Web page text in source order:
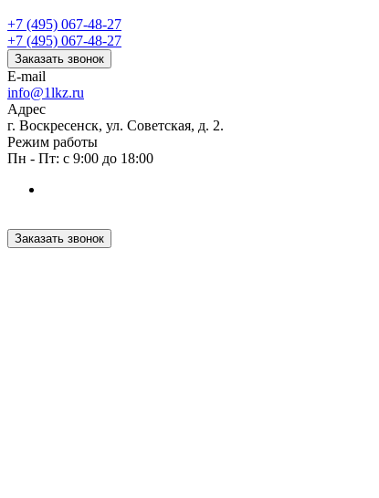
+7 (495) 067-48-27
+7 (495) 067-48-27
Заказать звонок
E-mail
info@1lkz.ru
Адрес
г. Воскресенск, ул. Советская, д. 2.
Режим работы
Пн - Пт: с 9:00 до 18:00
Заказать звонок